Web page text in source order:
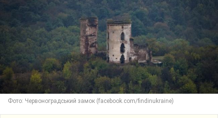
Фото: Червоноградський замок (facebook.com/findinukraine)